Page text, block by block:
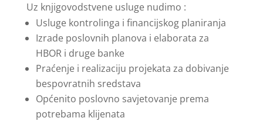
Uz knjigovodstvene usluge nudimo :
Usluge kontrolinga i financijskog planiranja
Izrade poslovnih planova i elaborata za
HBOR i druge banke
Praćenje i realizaciju projekata za dobivanje
bespovratnih sredstava
Općenito poslovno savjetovanje prema
potrebama klijenata